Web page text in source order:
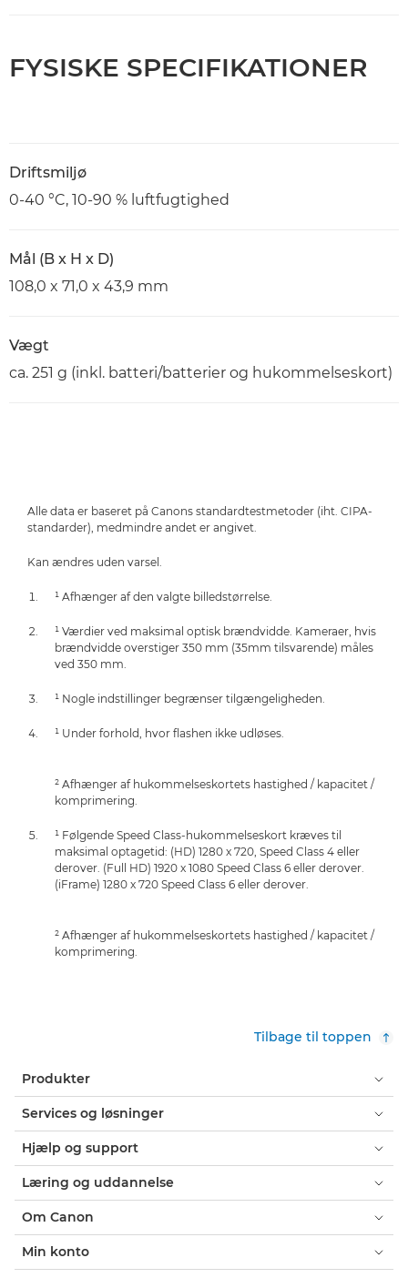
FYSISKE SPECIFIKATIONER
Driftsmiljø
0-40 °C, 10-90 % luftfugtighed
Mål (B x H x D)
108,0 x 71,0 x 43,9 mm
Vægt
ca. 251 g (inkl. batteri/batterier og hukommelseskort)
Alle data er baseret på Canons standardtestmetoder (iht. CIPA-
standarder), medmindre andet er angivet.
Kan ændres uden varsel.
¹ Afhænger af den valgte billedstørrelse.
¹ Værdier ved maksimal optisk brændvidde. Kameraer, hvis
brændvidde overstiger 350 mm (35mm tilsvarende) måles
ved 350 mm.
¹ Nogle indstillinger begrænser tilgængeligheden.
¹ Under forhold, hvor flashen ikke udløses.
² Afhænger af hukommelseskortets hastighed / kapacitet /
komprimering.
¹ Følgende Speed Class-hukommelseskort kræves til
maksimal optagetid: (HD) 1280 x 720, Speed Class 4 eller
derover. (Full HD) 1920 x 1080 Speed Class 6 eller derover.
(iFrame) 1280 x 720 Speed Class 6 eller derover.
² Afhænger af hukommelseskortets hastighed / kapacitet /
komprimering.
Tilbage til toppen
Produkter
Services og løsninger
Hjælp og support
Læring og uddannelse
Om Canon
Min konto